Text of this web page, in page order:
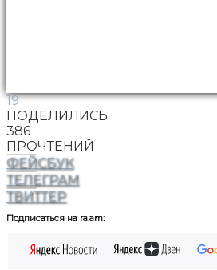
19
ПОДЕЛИЛИСЬ
386
ПРОЧТЕНИЙ
ФЕЙСБУК
ТЕЛЕГРАМ
ТВИТТЕР
Подписаться на ra.am: